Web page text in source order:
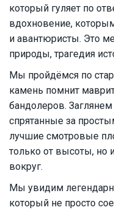
который гуляет по
вдохновение,
и авантюристы. Это
природы, трагедия
Мы пройдёмся по
камень помнит
бандолеров. Заглянем
спрятанные за
лучшие смотровые
только от высоты, но
вокруг.
Мы увидим
который не просто